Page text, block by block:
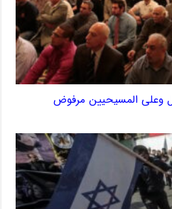
وعلى المسيحيين مرفوض